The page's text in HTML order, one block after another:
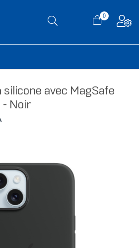
0
silicone avec MagSafe
- Noir